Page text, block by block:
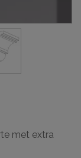
met extra